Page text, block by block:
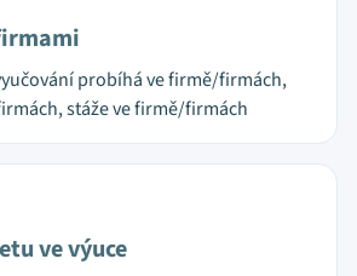
probíhá ve firmě/firmách,
stáže ve firmě/firmách
ve výuce